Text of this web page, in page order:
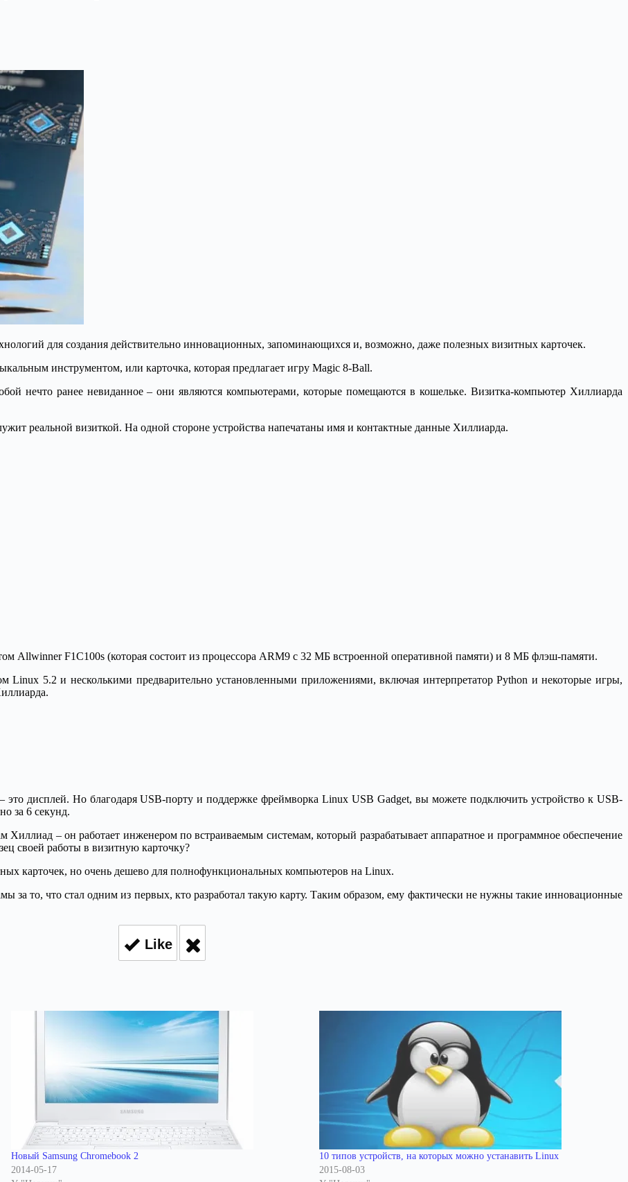
для создания действительно инновационных, запоминающихся и, возможно, даже полезных визитных карточек.
инструментом, или карточка, которая предлагает игру Magic 8-Ball.
нечто ранее невиданное – они являются компьютерами, которые помещаются в кошельке. Визитка-компьютер Хиллиарда
реальной визиткой. На одной стороне устройства напечатаны имя и контактные данные Хиллиарда.
Allwinner F1C100s (которая состоит из процессора ARM9 с 32 МБ встроенной оперативной памяти) и 8 МБ флэш-памяти.
Linux 5.2 и несколькими предварительно установленными приложениями, включая интерпретатор Python и некоторые игры,
дисплей. Но благодаря USB-порту и поддержке фреймворка Linux USB Gadget, вы можете подключить устройство к USB-
за 6 секунд.
Хиллиад – он работает инженером по встраиваемым системам, который разрабатывает аппаратное и программное обеспечение
своей работы в визитную карточку?
карточек, но очень дешево для полнофункциональных компьютеров на Linux.
за то, что стал одним из первых, кто разработал такую карту. Таким образом, ему фактически не нужны такие инновационные
Like
Новый Samsung Chromebook 2
2014-05-17
10 типов устройств, на которых можно устанавить Linux
2015-08-03